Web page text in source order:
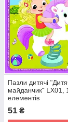
Пазли дитячі
майданчик" LX01,
елементів
51 ₴